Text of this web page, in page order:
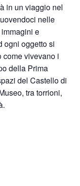
in un viaggio nel
nelle
e
ogni oggetto si
come vivevano i
della Prima
del Castello di
tra torrioni,